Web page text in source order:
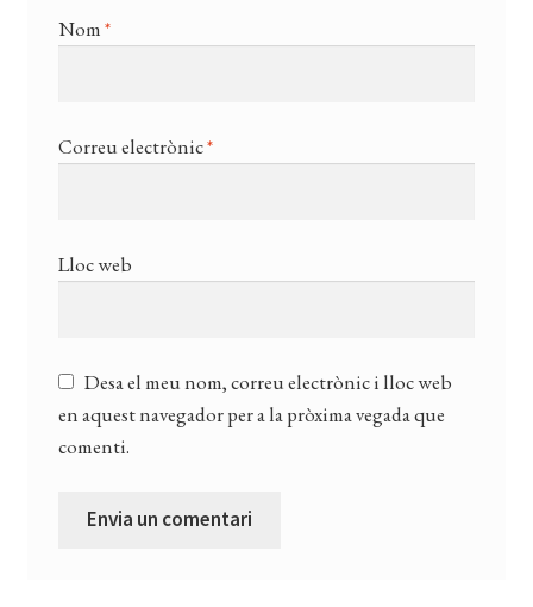
Nom*
Correu electrònic*
Lloc web
Desa el meu nom, correu electrònic i lloc web
en aquest navegador per a la pròxima vegada que
comenti.